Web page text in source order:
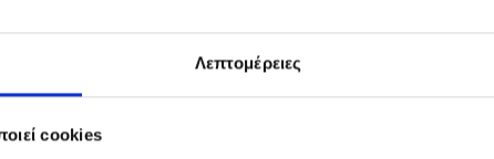
Λεπτομέρειες
cookies